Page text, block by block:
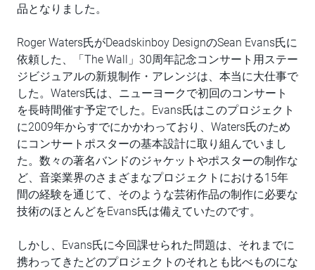
品となりました。
Roger Waters氏がDeadskinboy DesignのSean Evans氏に
依頼した、「The Wall」30周年記念コンサート用ステー
ジビジュアルの新規制作・アレンジは、本当に大仕事で
した。Waters氏は、ニューヨークで初回のコンサート
を長時間催す予定でした。Evans氏はこのプロジェクト
に2009年からすでにかかわっており、Waters氏のため
にコンサートポスターの基本設計に取り組んでいまし
た。数々の著名バンドのジャケットやポスターの制作な
ど、音楽業界のさまざまなプロジェクトにおける15年
間の経験を通じて、そのような芸術作品の制作に必要な
技術のほとんどをEvans氏は備えていたのです。
しかし、Evans氏に今回課せられた問題は、それまでに
携わってきたどのプロジェクトのそれとも比べものにな